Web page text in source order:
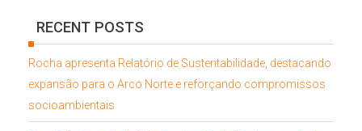
RECENT POSTS
Rocha apresenta Relatório de Sustentabilidade, destacando
expansão para o Arco Norte e reforçando compromissos
socioambientais